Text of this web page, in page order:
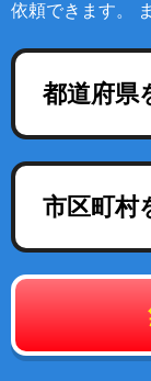
依頼できます。
都道府県
市区町村